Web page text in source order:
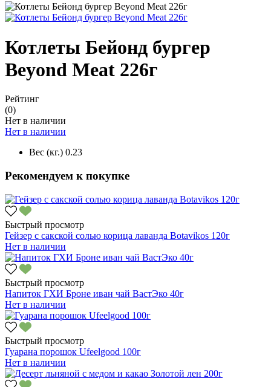
Котлеты Бейонд бургер
Beyond Meat 226г
Рейтинг
(0)
Нет в наличии
Нет в наличии
Вес (кг.) 0.23
Рекомендуем к покупке
Быстрый просмотр
Гейзер с сакской солью корица лаванда Botavikos 120г
Нет в наличии
Быстрый просмотр
Напиток ГХИ Броне иван чай ВастЭко 40г
Нет в наличии
Быстрый просмотр
Гуарана порошок Ufeelgood 100г
Нет в наличии